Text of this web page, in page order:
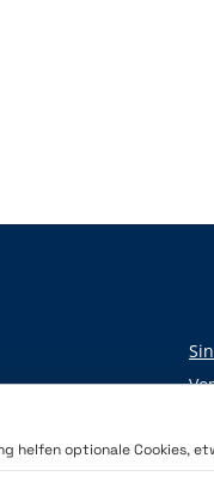
helfen optionale Cookies,